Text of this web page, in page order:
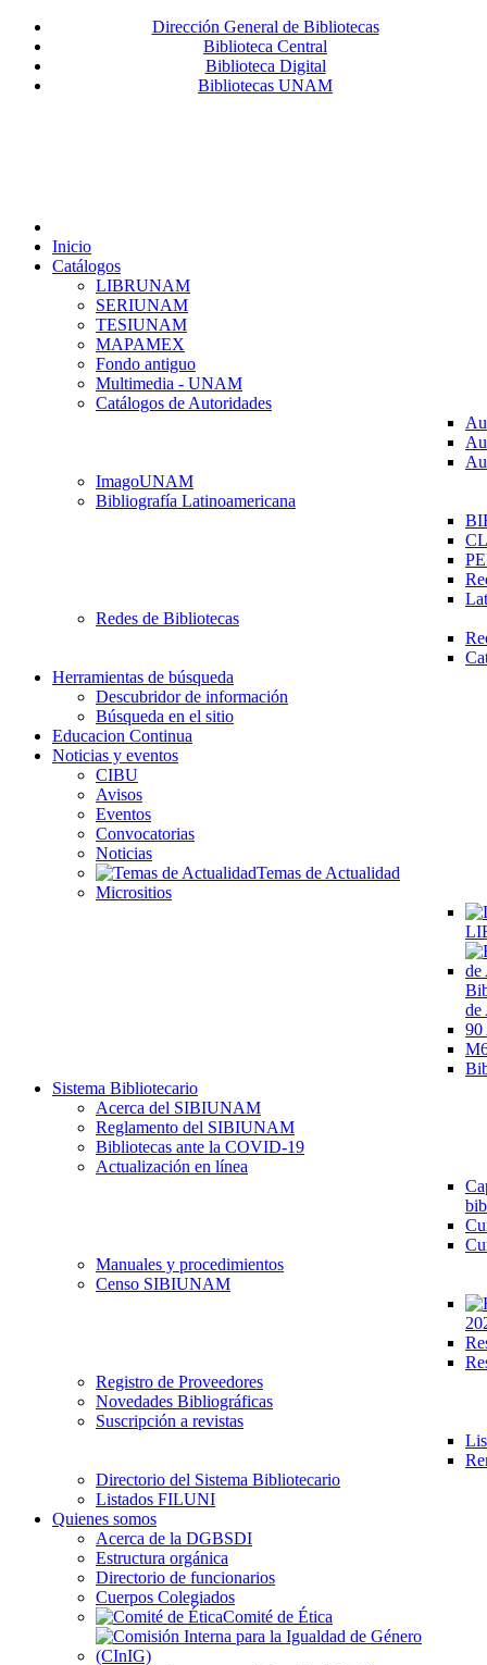
Dirección General de Bibliotecas
Biblioteca Central
Biblioteca Digital
Bibliotecas UNAM
Inicio
Catálogos
LIBRUNAM
SERIUNAM
TESIUNAM
MAPAMEX
Fondo antiguo
Multimedia - UNAM
Catálogos de Autoridades
ImagoUNAM
Bibliografía Latinoamericana
Redes de Bibliotecas
Herramientas de búsqueda
Descubridor de información
Búsqueda en el sitio
Educacion Continua
Noticias y eventos
CIBU
Avisos
Eventos
Convocatorias
Noticias
Temas de Actualidad
Micrositios
de
90
Sistema Bibliotecario
Acerca del SIBIUNAM
Reglamento del SIBIUNAM
Bibliotecas ante la COVID-19
Actualización en línea
Manuales y procedimientos
Censo SIBIUNAM
Registro de Proveedores
Novedades Bibliográficas
Suscripción a revistas
Directorio del Sistema Bibliotecario
Listados FILUNI
Quienes somos
Acerca de la DGBSDI
Estructura orgánica
Directorio de funcionarios
Cuerpos Colegiados
Comité de Ética